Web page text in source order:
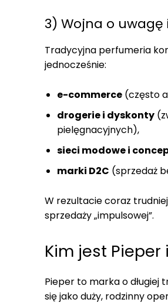
3) Wojna o
Tradycyjna perfumeria
jednocześnie:
e-commerce (często
drogerie i dyskonty
pielęgnacyjnych),
sieci modowe i
marki D2C (sprzedaż
W rezultacie coraz
sprzedaży „impulsowej”.
Kim jest
Pieper to marka o długiej
się jako duży, rodzinny